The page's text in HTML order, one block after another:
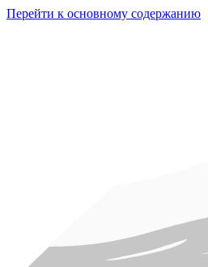
Перейти к основному содержанию